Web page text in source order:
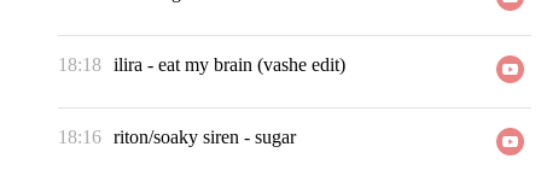
18:18 ilira - eat my brain (vashe edit)
18:16 riton/soaky siren - sugar